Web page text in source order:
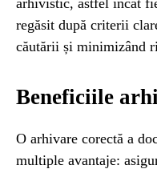
arhivistic, astfel încât
regăsit după criterii
căutării și minimizând
Beneficiile
O arhivare corectă a
multiple avantaje: